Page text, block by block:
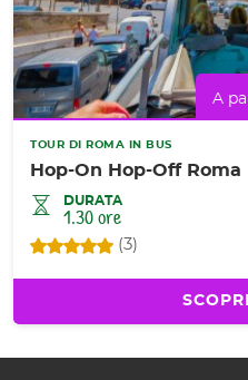
A
TOUR DI ROMA IN BUS
Hop-On Hop-Off Roma
DURATA
1.30 ore
(3)